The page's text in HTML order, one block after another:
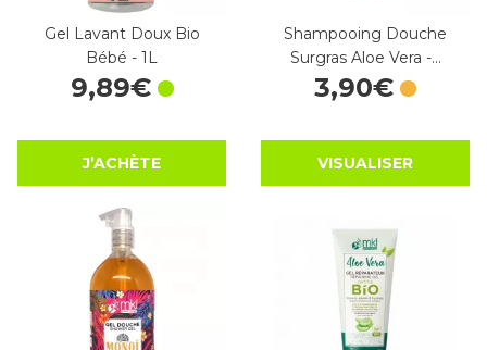
Gel Lavant Doux Bio
Bébé - 1L
9,89€
J’ACHÈTE
Shampooing Douche
Surgras Aloe Vera -…
3,90€
VISUALISER